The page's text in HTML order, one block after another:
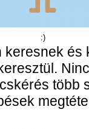
:)
és
több